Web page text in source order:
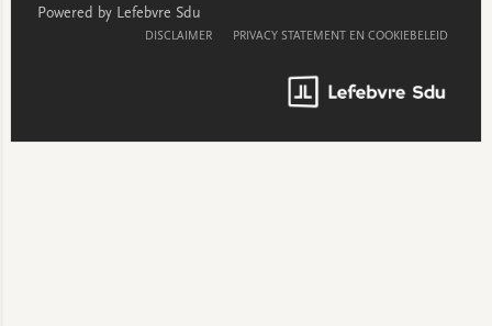
Powered by Lefebvre Sdu
DISCLAIMER PRIVACY STATEMENT EN COOKIEBELEID